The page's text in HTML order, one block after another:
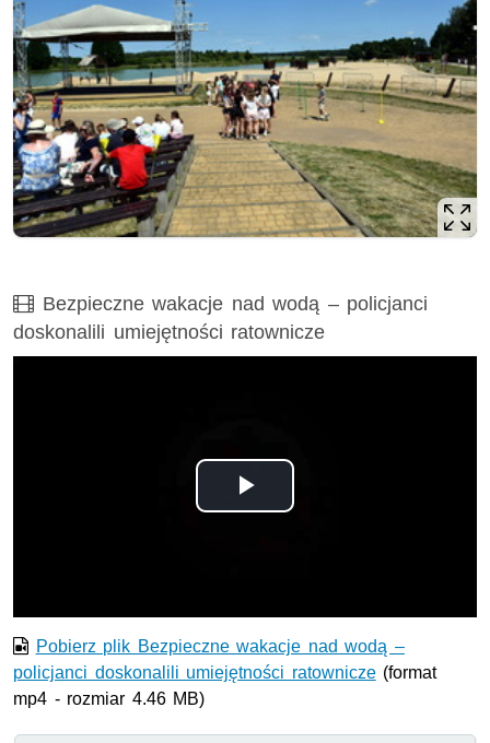
Film
Bezpieczne wakacje nad wodą – policjanci
doskonalili umiejętności ratownicze
Odtwórz
Pobierz plik Bezpieczne wakacje nad wodą –
policjanci doskonalili umiejętności ratownicze(format
mp4 - rozmiar 4.46 MB)